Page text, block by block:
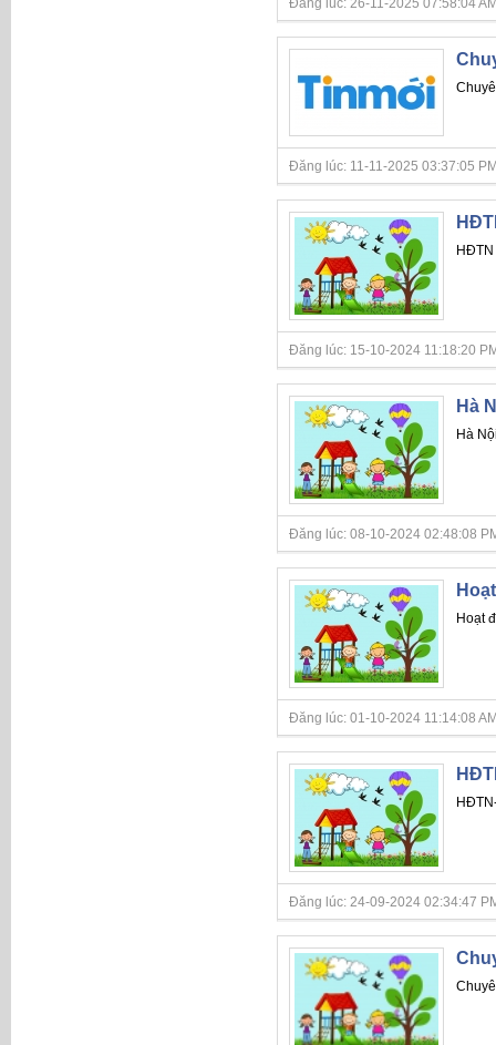
Đăng lúc: 26-11-2025 07:58:04
Đăng lúc: 11-11-2025 03:37:05
Đăng lúc: 15-10-2024 11:18:20
Hà
Hà
Đăng lúc: 08-10-2024 02:48:08
Hoạt
Đăng lúc: 01-10-2024 11:14:08
Đăng lúc: 24-09-2024 02:34:47